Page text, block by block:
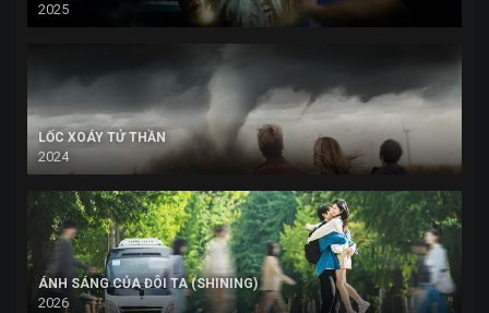
2025
LỐC XOÁY TỬ THẦN
2024
ÁNH SÁNG CỦA ĐÔI TA (SHINING)
2026